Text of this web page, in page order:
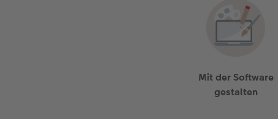
Mit der Software
gestalten